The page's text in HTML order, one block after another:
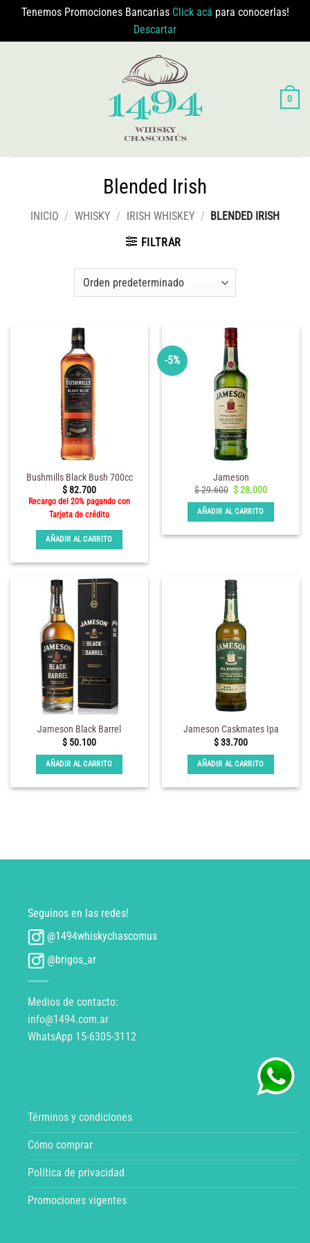
Tenemos Promociones Bancarias Click acá para conocerlas!
Descartar
0
Blended Irish
INICIO / WHISKY / IRISH WHISKEY / BLENDED IRISH
FILTRAR
Bushmills Black Bush 700cc
$82.700
Recargo del 20% pagando con
Tarjeta de crédito
AÑADIR AL CARRITO
-5%
Jameson
$29.600 El
original
era:
$ 29.600.
$28.000El
$ 28.000.
AÑADIR AL CARRITO
Jameson Black Barrel
$ 50.100
AÑADIR AL CARRITO
Jameson Caskmates Ipa
$33.700
AÑADIR AL CARRITO
Seguinos en las redes!
@1494whiskychascomus
@brigos_ar
Medios de contacto:
info@1494.com.ar
WhatsApp 15-6305-3112
Términos y condiciones
Cómo comprar
Política de privacidad
Promociones vigentes